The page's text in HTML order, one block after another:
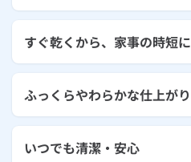
すぐ乾くから、家事の時短に
ふっくらやわらかな仕上がり
いつでも清潔・安心